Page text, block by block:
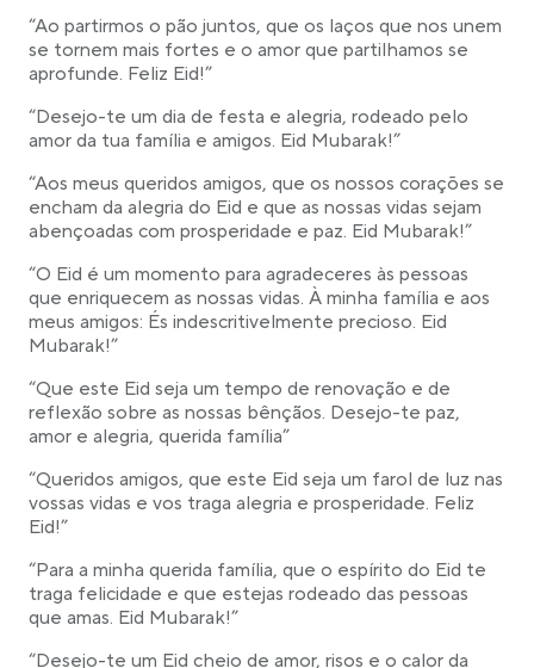
“Ao partirmos o pão juntos, que os laços que nos unem
se tornem mais fortes e o amor que partilhamos se
aprofunde. Feliz Eid!”
“Desejo-te um dia de festa e alegria, rodeado pelo
amor da tua família e amigos. Eid Mubarak!”
“Aos meus queridos amigos, que os nossos corações se
encham da alegria do Eid e que as nossas vidas sejam
abençoadas com prosperidade e paz. Eid Mubarak!”
“O Eid é um momento para agradeceres às pessoas
que enriquecem as nossas vidas. À minha família e aos
meus amigos: És indescritivelmente precioso. Eid
Mubarak!”
“Que este Eid seja um tempo de renovação e de
reflexão sobre as nossas bênçãos. Desejo-te paz,
amor e alegria, querida família”
“Queridos amigos, que este Eid seja um farol de luz nas
vossas vidas e vos traga alegria e prosperidade. Feliz
Eid!”
“Para a minha querida família, que o espírito do Eid te
traga felicidade e que estejas rodeado das pessoas
que amas. Eid Mubarak!”
“Desejo-te um Eid cheio de amor, risos e o calor da